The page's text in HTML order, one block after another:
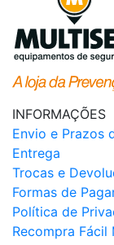
INFORMAÇÕES
Envio e Prazos
Entrega
Trocas e
Formas de
Política de
Recompra Fácil